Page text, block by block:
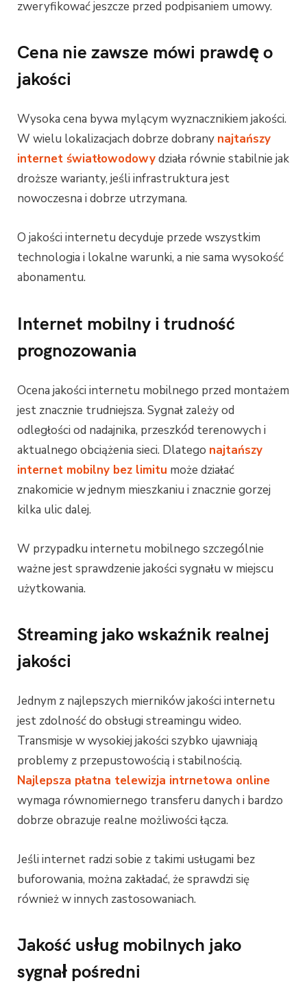
zweryfikować jeszcze przed podpisaniem umowy.
Cena nie zawsze mówi prawdę o
jakości
Wysoka cena bywa mylącym wyznacznikiem jakości.
W wielu lokalizacjach dobrze dobrany najtańszy
internet światłowodowydziała równie stabilnie jak
droższe warianty, jeśli infrastruktura jest
nowoczesna i dobrze utrzymana.
O jakości internetu decyduje przede wszystkim
technologia i lokalne warunki, a nie sama wysokość
abonamentu.
Internet mobilny i trudność
prognozowania
Ocena jakości internetu mobilnego przed montażem
jest znacznie trudniejsza. Sygnał zależy od
odległości od nadajnika, przeszkód terenowych i
aktualnego obciążenia sieci. Dlatego najtańszy
internet mobilny bez limitu może działać
znakomicie w jednym mieszkaniu i znacznie gorzej
kilka ulic dalej.
W przypadku internetu mobilnego szczególnie
ważne jest sprawdzenie jakości sygnału w miejscu
użytkowania.
Streaming jako wskaźnik realnej
jakości
Jednym z najlepszych mierników jakości internetu
jest zdolność do obsługi streamingu wideo.
Transmisje w wysokiej jakości szybko ujawniają
problemy z przepustowością i stabilnością.
Najlepsza płatna telewizja intrnetowa online
wymaga równomiernego transferu danych i bardzo
dobrze obrazuje realne możliwości łącza.
Jeśli internet radzi sobie z takimi usługami bez
buforowania, można zakładać, że sprawdzi się
również w innych zastosowaniach.
Jakość usług mobilnych jako
sygnał pośredni